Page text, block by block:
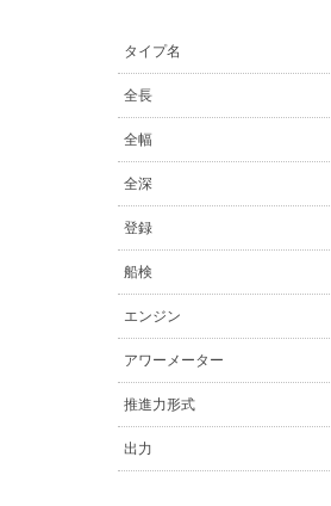
タイプ名
全長
全幅
全深
登録
船検
エンジン
アワーメーター
推進力形式
出力